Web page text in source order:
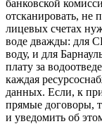
банковской
отсканировать, не
лицевых счетах
воде дважды: для
воду, и для
плату за
каждая
данных. Если, к
прямые договоры,
и уведомить об